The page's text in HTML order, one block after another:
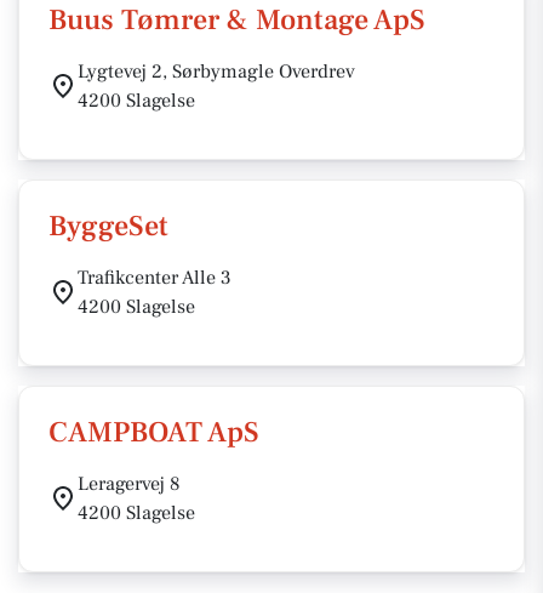
Buus Tømrer & Montage ApS
Lygtevej 2, Sørbymagle Overdrev
4200 Slagelse
ByggeSet
Trafikcenter Alle 3
4200 Slagelse
CAMPBOAT ApS
Leragervej 8
4200 Slagelse